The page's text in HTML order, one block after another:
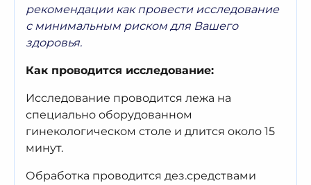
рекомендации как провести исследование
с минимальным риском для Вашего
здоровья.
Как проводится исследование:
Исследование проводится лежа на
специально оборудованном
гинекологическом столе и длится около 15
минут.
Обработка проводится дез.средствами